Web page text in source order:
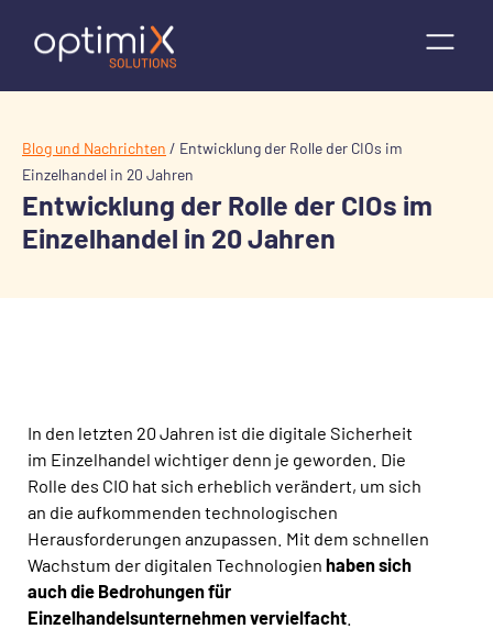
Blog und Nachrichten / Entwicklung der Rolle der CIOs im
Einzelhandel in 20 Jahren
Entwicklung der Rolle der CIOs im
Einzelhandel in 20 Jahren
In den letzten 20 Jahren ist die digitale Sicherheit
im Einzelhandel wichtiger denn je geworden. Die
Rolle des CIO hat sich erheblich verändert, um sich
an die aufkommenden technologischen
Herausforderungen anzupassen. Mit dem schnellen
Wachstum der digitalen Technologien haben sich
auch die Bedrohungen für
Einzelhandelsunternehmen vervielfacht